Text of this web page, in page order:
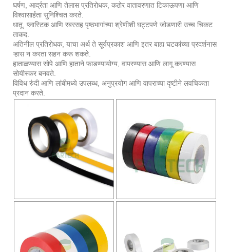
घर्षण, आर्द्रता आणि तेलास प्रतिरोधक, कठोर वातावरणात टिकाऊपणा आणि
विश्वासार्हता सुनिश्चित करते.
धातू, प्लास्टिक आणि रबरसह पृष्ठभागांच्या श्रेणीशी घट्टपणे जोडणारी उच्च चिकट
ताकद.
अतिनील प्रतिरोधक, याचा अर्थ ते सूर्यप्रकाश आणि इतर बाह्य घटकांच्या प्रदर्शनास
ऱ्हास न करता सहन करू शकते.
हाताळण्यास सोपे आणि हाताने फाडण्यायोग्य, वापरण्यास आणि लागू करण्यास
सोयीस्कर बनवते.
विविध रुंदी आणि लांबीमध्ये उपलब्ध, अनुप्रयोग आणि वापराच्या दृष्टीने लवचिकता
प्रदान करते.